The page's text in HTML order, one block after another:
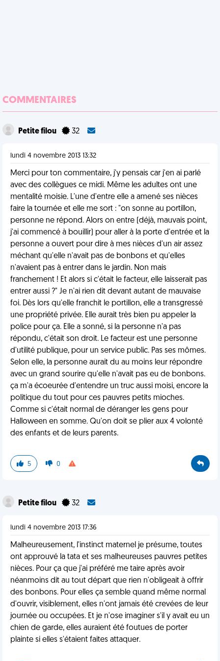
COMMENTAIRES
Petite filou 32
lundi 4 novembre 2013 13:32
Merci pour ton commentaire, j'y pensais car j'en ai parlé
avec des collègues ce midi. Même les adultes ont une
mentalité moisie. L'une d'entre elle a amené ses nièces
faire la tournée et elle me sort : "on sonne au portillon,
personne ne répond. Alors on entre (déjà, mauvais point,
j'ai commencé à bouillir) pour aller à la porte d'entrée et la
personne a ouvert pour dire à mes nièces d'un air assez
méchant qu'elle n'avait pas de bonbons et qu'elles
n'avaient pas à entrer dans le jardin. Non mais
franchement ! Et alors si c'était le facteur, elle laisserait pas
entrer aussi ?" Je n'ai rien dit devant autant de mauvaise
foi. Dès lors qu'elle franchit le portillon, elle a transgressé
une propriété privée. Elle aurait très bien pu appeler la
police pour ça. Elle a sonné, si la personne n'a pas
répondu, c'était son droit. Le facteur est une personne
d'utilité publique, pour un service public. Pas ses mômes.
Selon elle, la personne aurait du au moins leur répondre
avec un grand sourire qu'elle n'avait pas eu de bonbons.
ça m'a écoeurée d'entendre un truc aussi moisi, encore la
politique du tout pour ces pauvres petits mioches.
Comme si c'était normal de déranger les gens pour
Halloween en somme. Qu'on doit se plier aux 4 volonté
des enfants et de leurs parents.
5 0
Petite filou 32
lundi 4 novembre 2013 17:36
Malheureusement, l'instinct maternel je présume, toutes
ont approuvé la tata et ses malheureuses pauvres petites
nièces. Pour ça que j'ai préféré me taire après avoir
néanmoins dit au tout départ que rien n'obligeait à offrir
des bonbons. Pour elles ça semble quand même normal
d'ouvrir, visiblement, elles n'ont jamais été crevées de leur
journée ou occupées. Et je n'ose imaginer s'il y avait eu un
chien de garde, elles auraient été foutues de porter
plainte si elles s'étaient faites attaquer.